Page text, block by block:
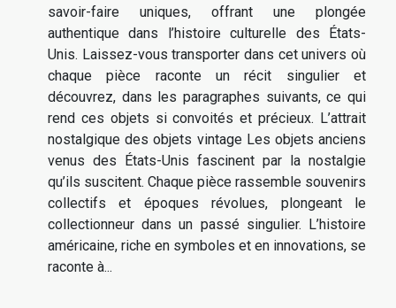
savoir-faire uniques, offrant une plongée
authentique dans l’histoire culturelle des États-
Unis. Laissez-vous transporter dans cet univers où
chaque pièce raconte un récit singulier et
découvrez, dans les paragraphes suivants, ce qui
rend ces objets si convoités et précieux. L’attrait
nostalgique des objets vintage Les objets anciens
venus des États-Unis fascinent par la nostalgie
qu’ils suscitent. Chaque pièce rassemble souvenirs
collectifs et époques révolues, plongeant le
collectionneur dans un passé singulier. L’histoire
américaine, riche en symboles et en innovations, se
raconte à...